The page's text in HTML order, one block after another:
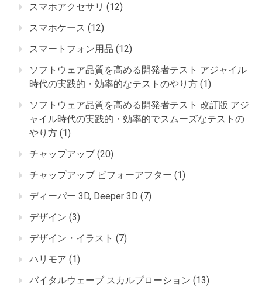
スマホアクセサリ (12)
スマホケース (12)
スマートフォン用品 (12)
ソフトウェア品質を高める開発者テスト アジャイル
時代の実践的・効率的なテストのやり方 (1)
ソフトウェア品質を高める開発者テスト 改訂版 アジ
ャイル時代の実践的・効率的でスムーズなテストの
やり方 (1)
チャップアップ(20)
チャップアップ ビフォーアフター (1)
ディーパー 3D, Deeper 3D (7)
デザイン (3)
デザイン・イラスト (7)
ハリモア (1)
バイタルウェーブ スカルプローション (13)